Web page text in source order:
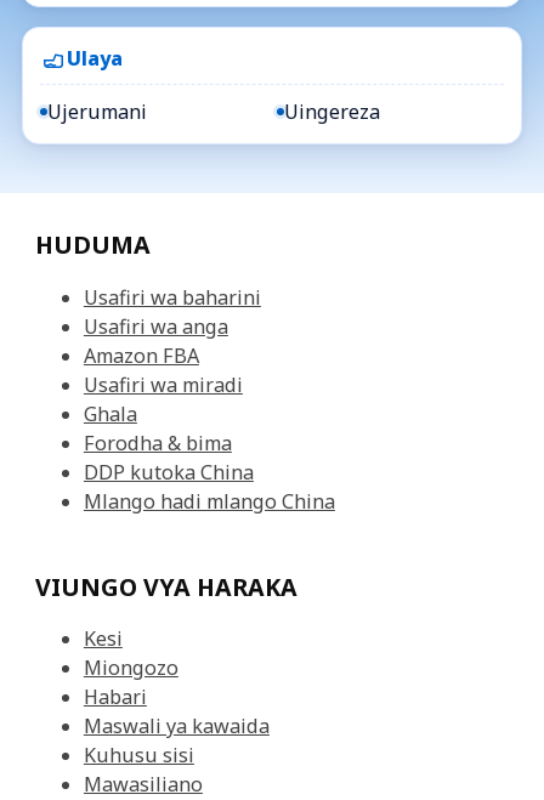
Ulaya
Ujerumani Uingereza
HUDUMA
Usafiri wa baharini
Usafiri wa anga
Amazon FBA
Usafiri wa miradi
Ghala
Forodha & bima
DDP kutoka China
Mlango hadi mlango China
VIUNGO VYA HARAKA
Kesi
Miongozo
Habari
Maswali ya kawaida
Kuhusu sisi
Mawasiliano